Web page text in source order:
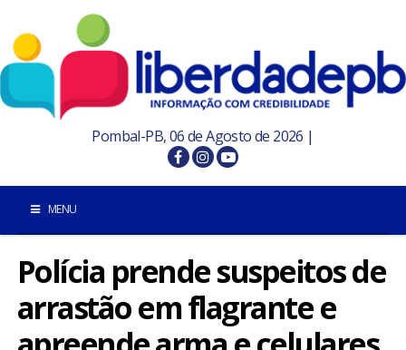
Pombal-PB, 06 de Agosto de 2026 |
MENU
INÍCIO
POMBAL E REGIÃO
Polícia prende suspeitos de
arrastão em flagrante e